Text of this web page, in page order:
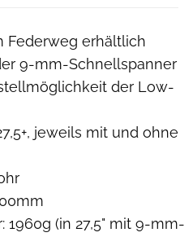
Federweg erhältlich
9-mm-Schnellspanner
der Low-
jeweils mit und ohne
1960g (in 27,5" mit 9-mm-